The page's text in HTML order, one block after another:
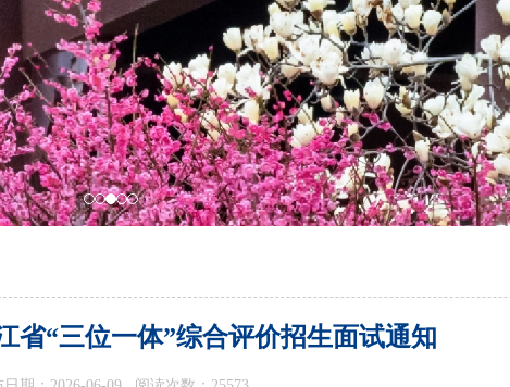
省“三位一体”综合评价招生面试通知